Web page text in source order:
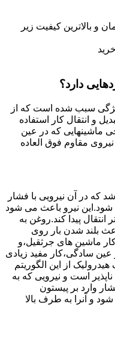
و بالاترین کیفیت زیر
دارد؟
ویژگی سبب شده است که از
و انتقال کار استفاده
ماشینهایی که در عین
مقاوم فوق العاده
که در آن نیرویی با فشار
شود.این نیرو باعث می شود
انتقال پیدا کند.روغن به
بلند شدن بار روی
ماشین های جرثقیل،و
سادگی،کار مفید زیادی
از این الگوریتم
است و نیرویی که به
وارد بر پیستون
و آنرا به طرف بالا